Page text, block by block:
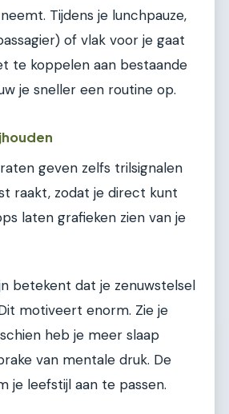
Tijdens je lunchpauze,
of vlak voor je gaat
te koppelen aan bestaande
je sneller een routine op.
geven zelfs trilsignalen
raakt, zodat je direct kunt
laten grafieken zien van je
betekent dat je zenuwstelsel
motiveert enorm. Zie je
heb je meer slaap
van mentale druk. De
je leefstijl aan te passen.